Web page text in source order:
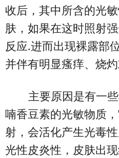
收后，其中所含的光
肤，如果在这时照射
反应.进而出现裸露部
并伴有明显瘙痒、烧灼
主要原因是有一
喃香豆素的光敏物质
射，会活化产生光毒
光性皮炎性，皮肤出